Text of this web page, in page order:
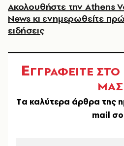
Ακολουθήστε την Athens
News κι ενημερωθείτε
ειδήσεις
ΕΓΓΡΑΦΕΙΤΕ ΣΤΟ
ΜΑΣ
Tα καλύτερα άρθρα της
mail